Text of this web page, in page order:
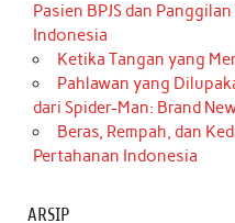
Pasien BPJS dan
Indonesia
Ketika Tangan yang
Pahlawan yang
dari Spider-Man: Brand
Beras, Rempah, dan
Pertahanan Indonesia
ARSIP